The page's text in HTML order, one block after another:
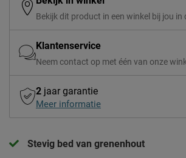
Bekijk dit product in een winkel bij jou in
Klantenservice
Neem contact op met één van onze
2 jaar garantie
Meer informatie
Stevig bed van grenenhout